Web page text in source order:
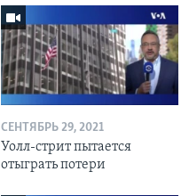
СЕНТЯБРЬ 29, 2021
Уолл-стрит пытается
отыграть потери